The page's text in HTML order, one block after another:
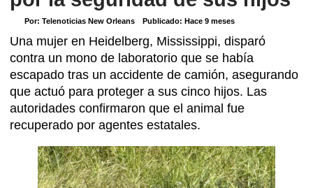
Por: Telenoticias New Orleans Publicado: Hace 9 meses
Una mujer en Heidelberg, Mississippi, disparó
contra un mono de laboratorio que se había
escapado tras un accidente de camión, asegurando
que actuó para proteger a sus cinco hijos. Las
autoridades confirmaron que el animal fue
recuperado por agentes estatales.